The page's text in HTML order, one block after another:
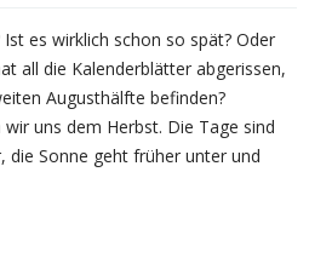
es wirklich schon so spät? Oder
all die Kalenderblätter abgerissen,
Augusthälfte befinden?
uns dem Herbst. Die Tage sind
die Sonne geht früher unter und